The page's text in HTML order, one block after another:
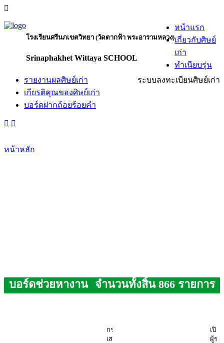
โรงเรียนศรีนภเขตวิทยา (วัดตากฟ้า พระอารามหลวง)
Srinaphakhet Wittaya SCHOOL
ระบบลงทะเบียนศิษย์เก่า
หน้าแรก
เกี่ยวกับศิษย์
เก่า
ทำเนียบรุ่น
รายงานผลศิษย์เก่า
เกียรติคุณของศิษย์เก่า
บอร์ดฝากถ้อยร้อยคำ
หน้าหลัก
บอร์ดช่วยหางาน จำนวนทั้งสิ้น 866 รายการ
กรมส่ง
เสริม
เปิด
ผู้ช่ว